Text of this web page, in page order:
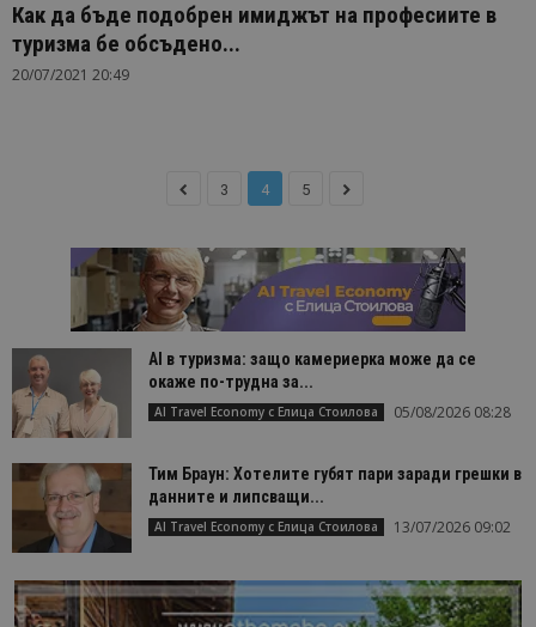
Как да бъде подобрен имиджът на професиите в
туризма бе обсъдено...
20/07/2021 20:49
3 4 5
AI в туризма: защо камериерка може да се
окаже по-трудна за...
AI Travel Economy с Елица Стоилова 05/08/2026 08:28
Тим Браун: Хотелите губят пари заради грешки в
данните и липсващи...
AI Travel Economy с Елица Стоилова 13/07/2026 09:02